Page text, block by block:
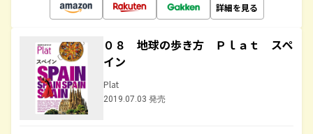
詳細を見る
０８ 地球の歩き方 Ｐｌａｔ スペ
イン
Plat
2019.07.03 発売